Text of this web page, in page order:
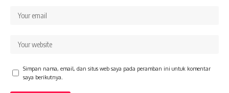
Simpan nama, email, dan situs web saya pada peramban ini untuk komentar
saya berikutnya.